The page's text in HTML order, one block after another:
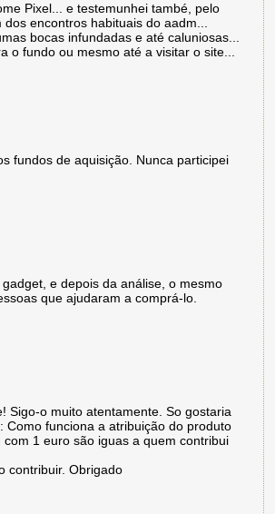
Pixel... e testemunhei també, pelo
encontros habituais do aadm...
bocas infundadas e até caluniosas...
o fundo ou mesmo até a visitar o site...
fundos de aquisição. Nunca participei
e depois da análise, o mesmo
que ajudaram a comprá-lo.
Sigo-o muito atentamente. So gostaria
funciona a atribuição do produto
1 euro são iguas a quem contribui
contribuir. Obrigado